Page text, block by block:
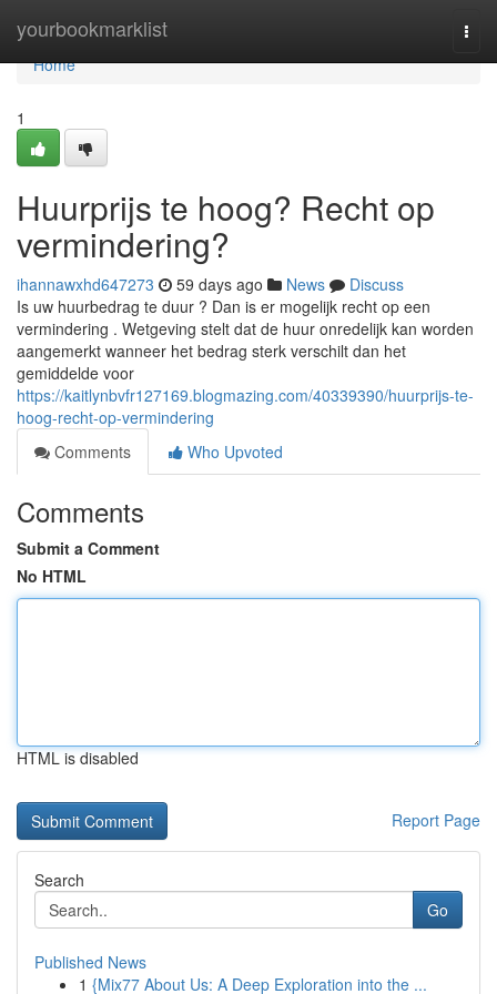
yourbookmarklist
Home
Home
1
Huurprijs te hoog? Recht op
vermindering?
ihannawxhd647273 59 days ago News
Discuss
Is uw huurbedrag te duur ? Dan is er mogelijk recht op een
vermindering . Wetgeving stelt dat de huur onredelijk kan worden
aangemerkt wanneer het bedrag sterk verschilt dan het
gemiddelde voor
https://kaitlynbvfr127169.blogmazing.com/40339390/huurprijs-te-
hoog-recht-op-vermindering
Comments
Who Upvoted
Comments
Submit a Comment
No HTML
HTML is disabled
Report Page
Search
Go
Published News
1 {Mix77 About Us: A Deep Exploration into the ...